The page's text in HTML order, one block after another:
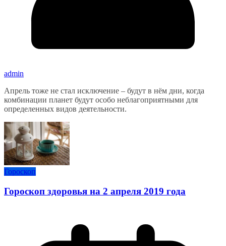
admin
Апрель тоже не стал исключение – будут в нём дни, когда
комбинации планет будут особо неблагоприятными для
определенных видов деятельности.
Гороскоп
Гороскоп здоровья на 2 апреля 2019 года